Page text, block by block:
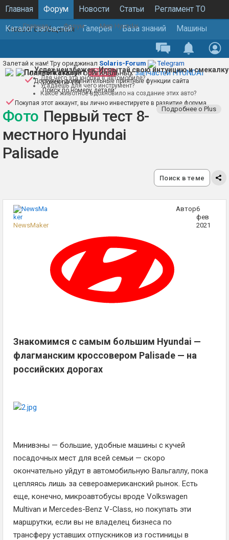
Главная Форум
Новые сообщения
Новости Статьи Регламент ТО
Каталог запчастей Галерея База знаний Машины
Главная Форум Мир Hyundai
Залетай к нам! Тру ориджинал Solaris-Forum Telegram
Полный каталог оригинальныхзапчастей HYUNDAI
Поиск по VIN
Поиск по номеру детали
Успех неизбежен. Испытай свою интуицию и смекалку
Для чего эта кнопка в автомобиле?
Угадаешь для чего инструмент?
Какое животное вдохновило на создание этих авто?
Платный аккаунт PLUS
Доступны дополнительные приятные функции сайта
Покупая этот аккаунт, вы лично инвестируете в развитие форума
Подробнее о Plus
Фото Первый тест 8-
местного Hyundai
Palisade
Поиск в теме
NewsMaker
Автор6
фев
2021
Знакомимся с самым большим Hyundai —
флагманским кроссовером Palisade — на
российских дорогах
Минивэны — большие, удобные машины с кучей
посадочных мест для всей семьи — скоро
окончательно уйдут в автомобильную Вальгаллу, пока
цепляясь лишь за североамериканский рынок. Есть
еще, конечно, микроавтобусы вроде Volkswagen
Multivan и Mercedes-Benz V-Class, но покупать эти
маршрутки, если вы не владелец бизнеса по
трансферу уставших отпускников из гостиницы в